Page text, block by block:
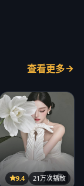
查看更多
21集
9.4 21万次播放